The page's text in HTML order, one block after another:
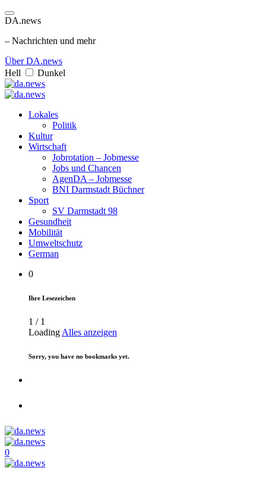
DA.news
– Nachrichten und mehr
Über DA.news
Hell
Dunkel
Lokales
Politik
Kultur
Wirtschaft
Jobrotation – Jobmesse
Jobs und Chancen
AgenDA – Jobmesse
BNI Darmstadt Büchner
Sport
SV Darmstadt 98
Gesundheit
Mobilität
Umweltschutz
German
0
Ihre Lesezeichen
1 / 1
Loading Alles anzeigen
Sorry, you have no bookmarks yet.
0